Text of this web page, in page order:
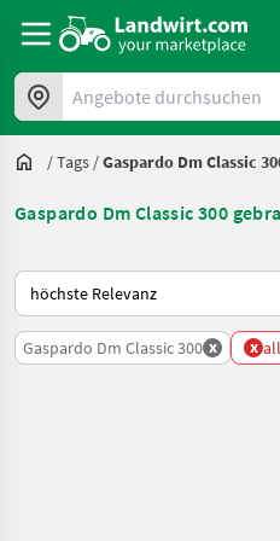
Angebote durchsuchen
/Tags /Gaspardo Dm Classic
Gaspardo Dm Classic 300
So wird auf Landwirt.com sortiert
Gaspardo Dm Classic 300 x x